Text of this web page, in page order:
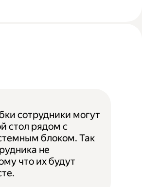
сотрудники могут
стол рядом с
блоком. Так
не
что их будут